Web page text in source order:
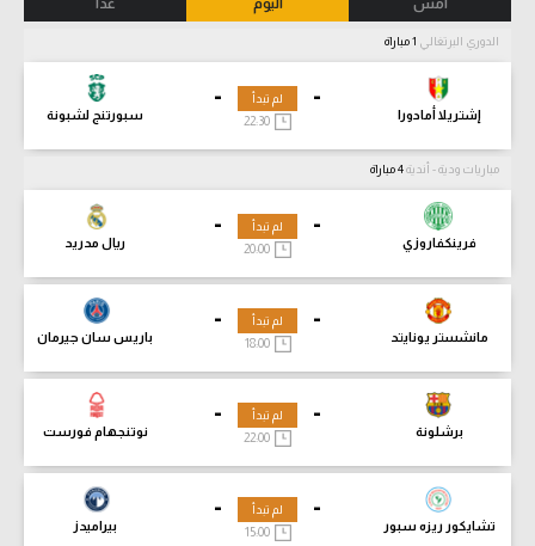
الدوري البرتغالي
-
إشتريلا أمادورا
-
سبورتنج لشبونة
لم تبدأ
مباريات ودية - أندية
-
فرينكفاروزي
-
ريال مدريد
لم تبدأ
-
مانشستر يونايتد
-
باريس سان جيرمان
لم تبدأ
18:00
-
برشلونة
-
نوتنجهام فورست
لم تبدأ
-
تشايكور ريزه سبور
-
بيراميدز
لم تبدأ
15:00